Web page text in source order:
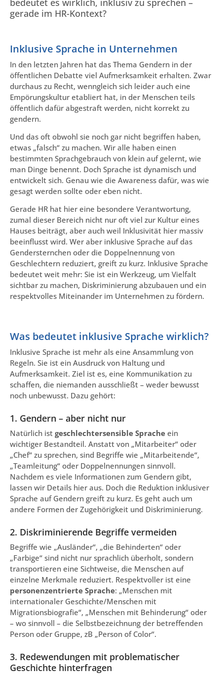
bedeutet es wirklich, inklusiv zu sprechen –
gerade im HR-Kontext?
Inklusive Sprache in Unternehmen
In den letzten Jahren hat das Thema Gendern in der
öffentlichen Debatte viel Aufmerksamkeit erhalten. Zwar
durchaus zu Recht, wenngleich sich leider auch eine
Empörungskultur etabliert hat, in der Menschen teils
öffentlich dafür abgestraft werden, nicht korrekt zu
gendern.
Und das oft obwohl sie noch gar nicht begriffen haben,
etwas „falsch“ zu machen. Wir alle haben einen
bestimmten Sprachgebrauch von klein auf gelernt, wie
man Dinge benennt. Doch Sprache ist dynamisch und
entwickelt sich. Genau wie die Awareness dafür, was wie
gesagt werden sollte oder eben nicht.
Gerade HR hat hier eine besondere Verantwortung,
zumal dieser Bereich nicht nur oft viel zur Kultur eines
Hauses beiträgt, aber auch weil Inklusivität hier massiv
beeinflusst wird. Wer aber inklusive Sprache auf das
Gendersternchen oder die Doppelnennung von
Geschlechtern reduziert, greift zu kurz. Inklusive Sprache
bedeutet weit mehr: Sie ist ein Werkzeug, um Vielfalt
sichtbar zu machen, Diskriminierung abzubauen und ein
respektvolles Miteinander im Unternehmen zu fördern.
Was bedeutet inklusive Sprache wirklich?
Inklusive Sprache ist mehr als eine Ansammlung von
Regeln. Sie ist ein Ausdruck von Haltung und
Aufmerksamkeit. Ziel ist es, eine Kommunikation zu
schaffen, die niemanden ausschließt – weder bewusst
noch unbewusst. Dazu gehört:
1. Gendern – aber nicht nur
Natürlich ist geschlechtersensible Sprache ein
wichtiger Bestandteil. Anstatt von „Mitarbeiter“ oder
„Chef“ zu sprechen, sind Begriffe wie „Mitarbeitende“,
„Teamleitung“ oder Doppelnennungen sinnvoll.
Nachdem es viele Informationen zum Gendern gibt,
lassen wir Details hier aus. Doch die Reduktion inklusiver
Sprache auf Gendern greift zu kurz. Es geht auch um
andere Formen der Zugehörigkeit und Diskriminierung.
2. Diskriminierende Begriffe vermeiden
Begriffe wie „Ausländer“, „die Behinderten“ oder
„Farbige“ sind nicht nur sprachlich überholt, sondern
transportieren eine Sichtweise, die Menschen auf
einzelne Merkmale reduziert. Respektvoller ist eine
personenzentrierte Sprache: „Menschen mit
internationaler Geschichte/Menschen mit
Migrationsbiografie“, „Menschen mit Behinderung“ oder
– wo sinnvoll – die Selbstbezeichnung der betreffenden
Person oder Gruppe, zB „Person of Color“.
3. Redewendungen mit problematischer
Geschichte hinterfragen